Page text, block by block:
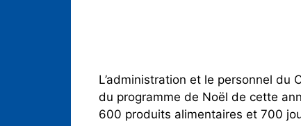
L’administration et le personnel du
du programme de Noël de cette
600 produits alimentaires et 700